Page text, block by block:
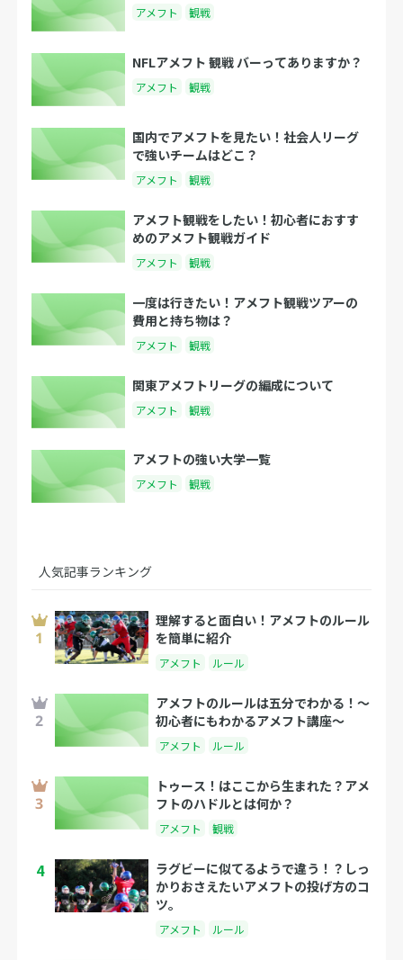
アメフト 観戦
NFLアメフト 観戦 バーってありますか？
アメフト 観戦
国内でアメフトを見たい！社会人リーグ
で強いチームはどこ？
アメフト 観戦
アメフト観戦をしたい！初心者におすす
めのアメフト観戦ガイド
アメフト 観戦
一度は行きたい！アメフト観戦ツアーの
費用と持ち物は？
アメフト 観戦
関東アメフトリーグの編成について
アメフト 観戦
アメフトの強い大学一覧
アメフト 観戦
人気記事ランキング
理解すると面白い！アメフトのルール
を簡単に紹介
アメフト ルール
アメフトのルールは五分でわかる！〜
初心者にもわかるアメフト講座〜
アメフト ルール
トゥース！はここから生まれた？アメ
フトのハドルとは何か？
アメフト 観戦
4
ラグビーに似てるようで違う！？しっ
かりおさえたいアメフトの投げ方のコ
ツ。
アメフト ルール